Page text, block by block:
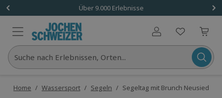
Über 9.000 Erlebnisse
Benutzerkonto
Suche nach Erlebnissen, Orten...
Home / Wassersport / Segeln / Segeltag mit Brunch Neusiedl am